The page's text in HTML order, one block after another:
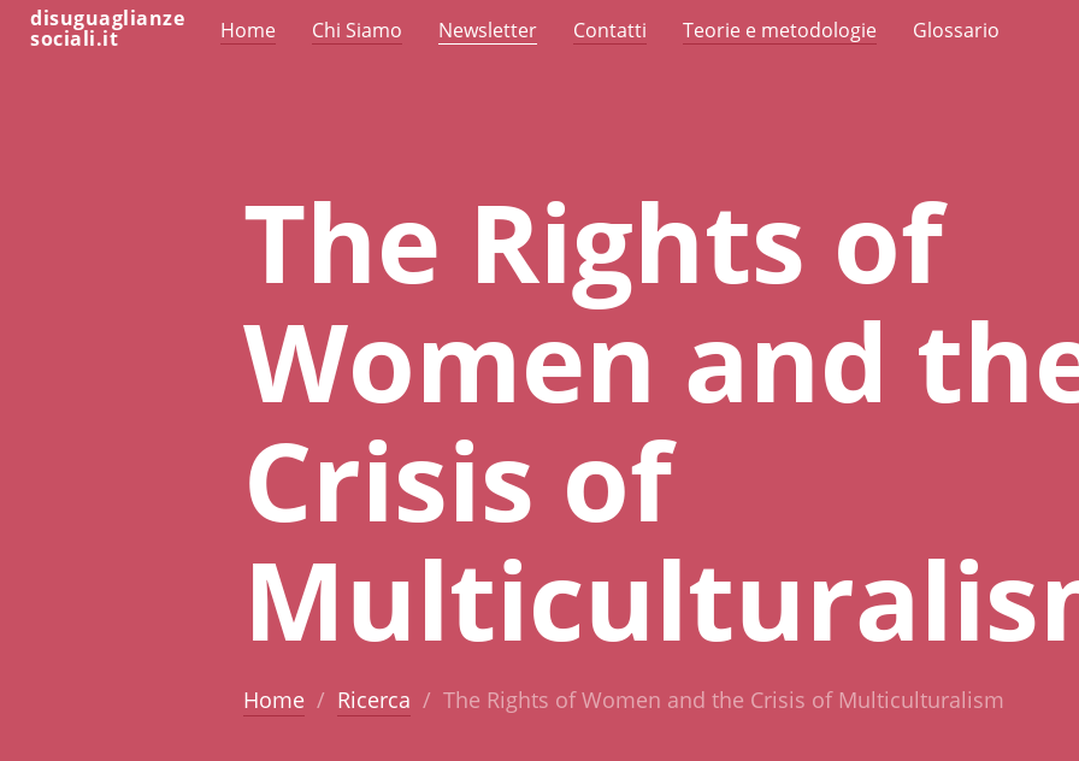
disuguaglianze
sociali.it Home Chi Siamo Newsletter Contatti Teorie e metodologie Glossario
The Rights of
Women and
Crisis of
Home Ricerca The Rights of Women and the Crisis of Multiculturalism